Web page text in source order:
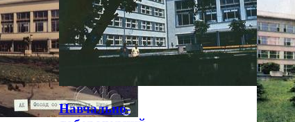
Навчально-